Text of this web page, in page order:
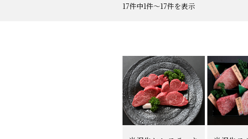
17件中1件〜17件を表示